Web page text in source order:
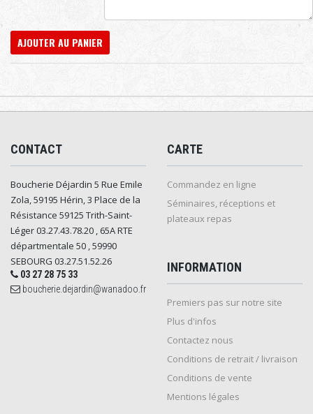
AJOUTER AU PANIER
CONTACT
Boucherie Déjardin 5 Rue Emile
Zola, 59195 Hérin, 3 Place de la
Résistance 59125 Trith-Saint-
Léger 03.27.43.78.20 , 65A RTE
départmentale 50 , 59990
SEBOURG 03.27.51.52.26
03 27 28 75 33
boucherie.dejardin@wanadoo.fr
CARTE
Commandez en ligne
Séminaires, réceptions et
plateaux repas
INFORMATION
Premiers pas sur notre site
Plus d'infos
Contactez nous
Conditions de retrait / livraison
Conditions de vente
Mentions légales